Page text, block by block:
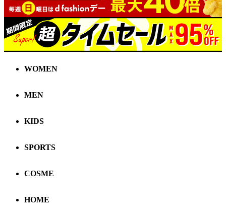
WOMEN
MEN
KIDS
SPORTS
COSME
HOME